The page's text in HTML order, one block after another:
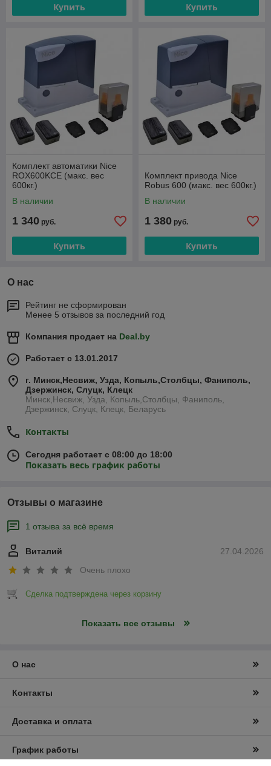
Купить Купить
Комплект автоматики Nice
ROX600KCE (макс. вес
600кг.)
В наличии
1 340 руб.
Купить
Комплект привода Nice
Robus 600 (макс. вес 600кг.)
В наличии
1 380 руб.
Купить
О нас
Рейтинг не сформирован
Менее 5 отзывов за последний год
Компания продает на Deal.by
Работает с 13.01.2017
г. Минск,Несвиж, Узда, Копыль,Столбцы, Фаниполь,
Дзержинск, Слуцк, Клецк
Минск,Несвиж, Узда, Копыль,Столбцы, Фаниполь,
Дзержинск, Слуцк, Клецк, Беларусь
Контакты
Сегодня работает с 08:00 до 18:00
Показать весь график работы
Отзывы о магазине
1 отзыва за всё время
27.04.2026
Виталий
Очень плохо
Сделка подтверждена через корзину
Показать все отзывы
О нас
Контакты
Доставка и оплата
График работы